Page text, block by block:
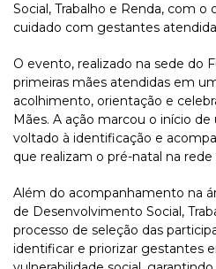
Social, Trabalho e Renda, com
cuidado com gestantes
O evento, realizado na sede do
primeiras mães atendidas em
acolhimento, orientação e
Mães. A ação marcou o início
voltado à identificação e
que realizam o pré-natal na rede
Além do acompanhamento na
de Desenvolvimento Social,
processo de seleção das
identificar e priorizar gestantes